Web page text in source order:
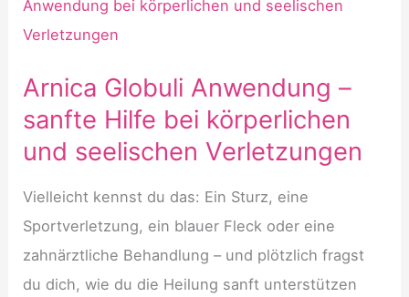
Arnica Globuli Anwendung –
sanfte Hilfe bei körperlichen
und seelischen Verletzungen
Vielleicht kennst du das: Ein Sturz, eine
Sportverletzung, ein blauer Fleck oder eine
zahnärztliche Behandlung – und plötzlich fragst
du dich, wie du die Heilung sanft unterstützen